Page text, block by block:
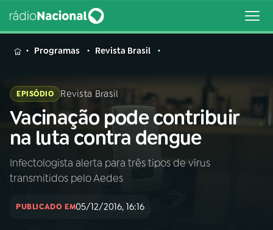
MENU
Buscar
na
Rádio
Nacional
Buscar
AO VIVO
Programas Revista Brasil
EPISÓDIO Revista Brasil
Vacinação pode contribuir
na luta contra dengue
Infectologista alerta para três tipos de vírus
transmitidos pelo Aedes
PUBLICADO EM05/12/2016, 16:16